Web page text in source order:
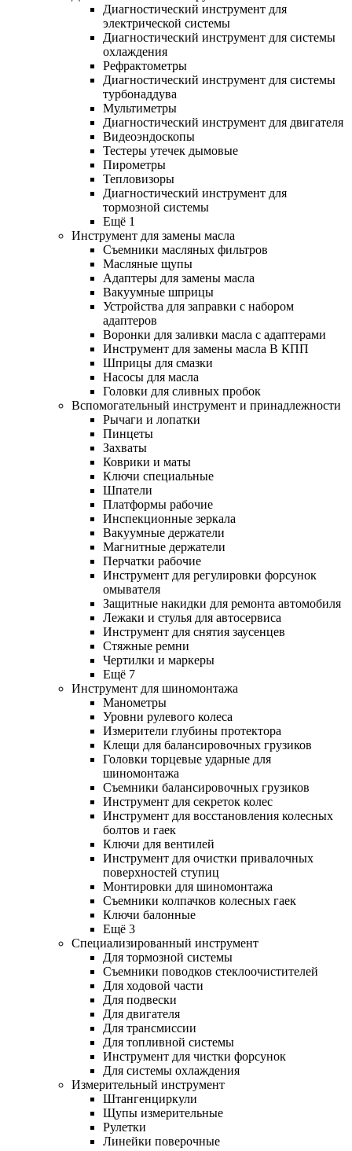
Диагностический инструмент для
электрической системы
Диагностический инструмент для системы
охлаждения
Рефрактометры
Диагностический инструмент для системы
турбонаддува
Мультиметры
Диагностический инструмент для двигателя
Видеоэндоскопы
Тестеры утечек дымовые
Пирометры
Тепловизоры
Диагностический инструмент для
тормозной системы
Ещё 1
Инструмент для замены масла
Съемники масляных фильтров
Масляные щупы
Адаптеры для замены масла
Вакуумные шприцы
Устройства для заправки с набором
адаптеров
Воронки для заливки масла с адаптерами
Инструмент для замены масла В КПП
Шприцы для смазки
Насосы для масла
Головки для сливных пробок
Вспомогательный инструмент и принадлежности
Рычаги и лопатки
Пинцеты
Захваты
Коврики и маты
Ключи специальные
Шпатели
Платформы рабочие
Инспекционные зеркала
Вакуумные держатели
Магнитные держатели
Перчатки рабочие
Инструмент для регулировки форсунок
омывателя
Защитные накидки для ремонта автомобиля
Лежаки и стулья для автосервиса
Инструмент для снятия заусенцев
Стяжные ремни
Чертилки и маркеры
Ещё 7
Инструмент для шиномонтажа
Манометры
Уровни рулевого колеса
Измерители глубины протектора
Клещи для балансировочных грузиков
Головки торцевые ударные для
шиномонтажа
Съемники балансировочных грузиков
Инструмент для секреток колес
Инструмент для восстановления колесных
болтов и гаек
Ключи для вентилей
Инструмент для очистки привалочных
поверхностей ступиц
Монтировки для шиномонтажа
Съемники колпачков колесных гаек
Ключи балонные
Ещё 3
Специализированный инструмент
Для тормозной системы
Съемники поводков стеклоочистителей
Для ходовой части
Для подвески
Для двигателя
Для трансмиссии
Для топливной системы
Инструмент для чистки форсунок
Для системы охлаждения
Измерительный инструмент
Штангенциркули
Щупы измерительные
Рулетки
Линейки поверочные